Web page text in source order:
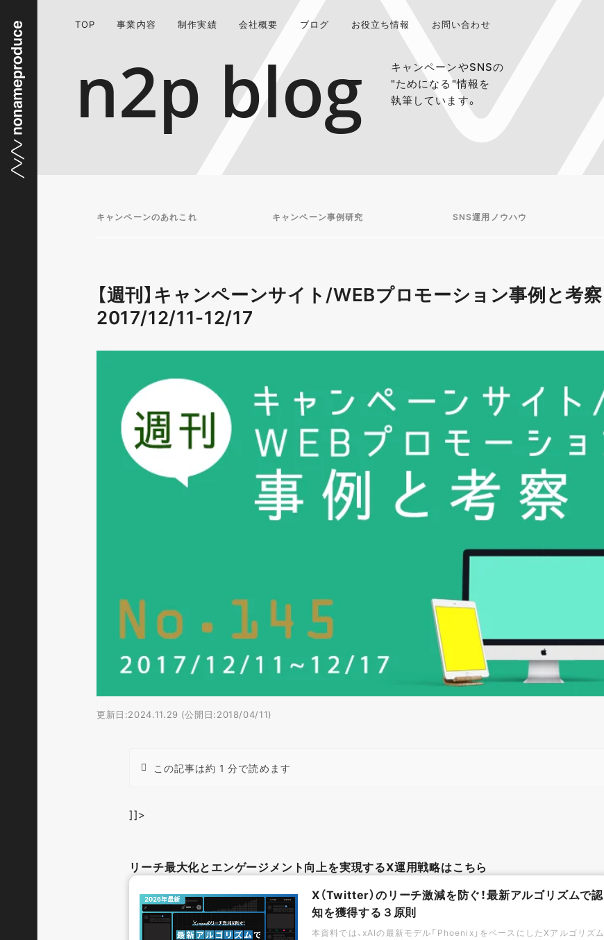
TOP 事業内容 制作実績 会社概要 ブログ お役立ち情報 お問い合わせ
n2p blog
キャンペーンやSNSの
"ためになる"情報を
執筆しています。
キャンペーンのあれこれ キャンペーン事例研究 SNS運用ノウハウ
【週刊】キャンペーンサイト/WEBプロモーション事例と考察
2017/12/11-12/17
更新日:2024.11.29 (公開日:2018/04/11)
この記事は約 1 分で読めます
]]>
リーチ最大化とエンゲージメント向上を実現するX運用戦略はこちら
X（Twitter）のリーチ激減を防ぐ！最新アルゴリズムで認
知を獲得する３原則
本資料では、xAIの最新モデル「Phoenix」をベースにしたXアルゴリズム